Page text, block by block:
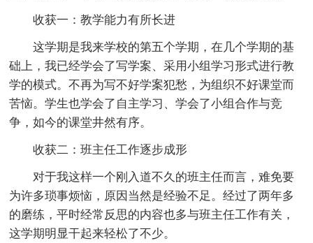
收获一：教学能力有所长进
这学期是我来学校的第五个学期，在几个学期的基
础上，我已经学会了写学案、采用小组学习形式进行教
学的模式。不再为写不好学案犯愁，为组织不好课堂而
苦恼。学生也学会了自主学习、学会了小组合作与竞
争，如今的课堂井然有序。
收获二：班主任工作逐步成形
对于我这样一个刚入道不久的班主任而言，难免要
为许多琐事烦恼，原因当然是经验不足。经过了两年多
的磨练，平时经常反思的内容也多与班主任工作有关，
这学期明显干起来轻松了不少。